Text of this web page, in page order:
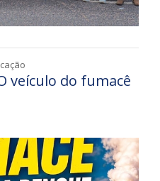
veículo do fumacê